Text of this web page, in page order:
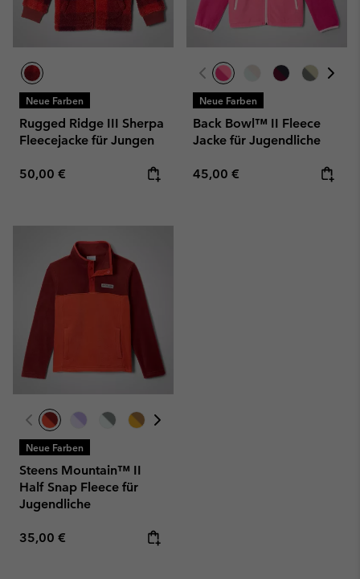
Neue Farben
Rugged Ridge III Sherpa
Fleecejacke für Jungen
Regular price:
50,00 €
Neue Farben
Back Bowl™ II Fleece
Jacke für Jugendliche
Regular price:
45,00 €
Neue Farben
Steens Mountain™ II
Half Snap Fleece für
Jugendliche
Regular price:
35,00 €